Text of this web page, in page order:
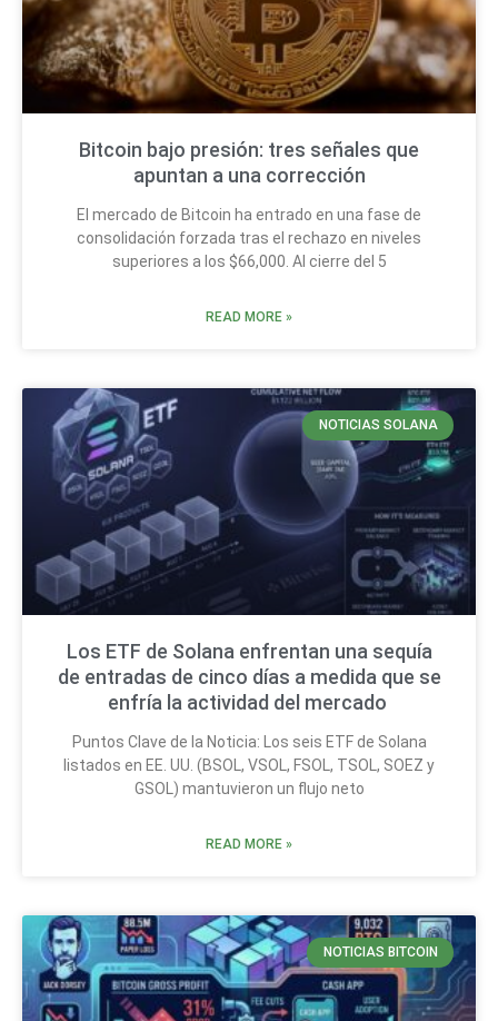
Bitcoin bajo presión: tres señales que
apuntan a una corrección
El mercado de Bitcoin ha entrado en una fase de
consolidación forzada tras el rechazo en niveles
superiores a los $66,000. Al cierre del 5
READ MORE »
NOTICIAS SOLANA
Los ETF de Solana enfrentan una sequía
de entradas de cinco días a medida que se
enfría la actividad del mercado
Puntos Clave de la Noticia: Los seis ETF de Solana
listados en EE. UU. (BSOL, VSOL, FSOL, TSOL, SOEZ y
GSOL) mantuvieron un flujo neto
READ MORE »
NOTICIAS BITCOIN